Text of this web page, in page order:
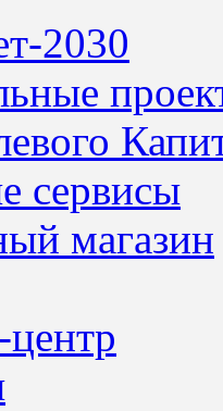
2030
сервисы
магазин